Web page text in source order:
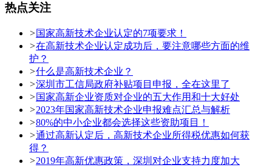
热点关注
>国家高新技术企业认定的7项要求！
>在高新技术企业认定成功后，要注意哪些方面的维
护？
>什么是高新技术企业？
>深圳市工信局政府补贴项目申报，全在这里了
>国家高新企业资质对企业的五大作用和十大好处
>2023年国家高新技术企业申报难点汇总与解析
>80%的中小企业都会选择这些资助项目！
>通过高新认定后，高新技术企业所得税优惠如何获
得？
>2019年高新优惠政策，深圳对企业支持力度加大